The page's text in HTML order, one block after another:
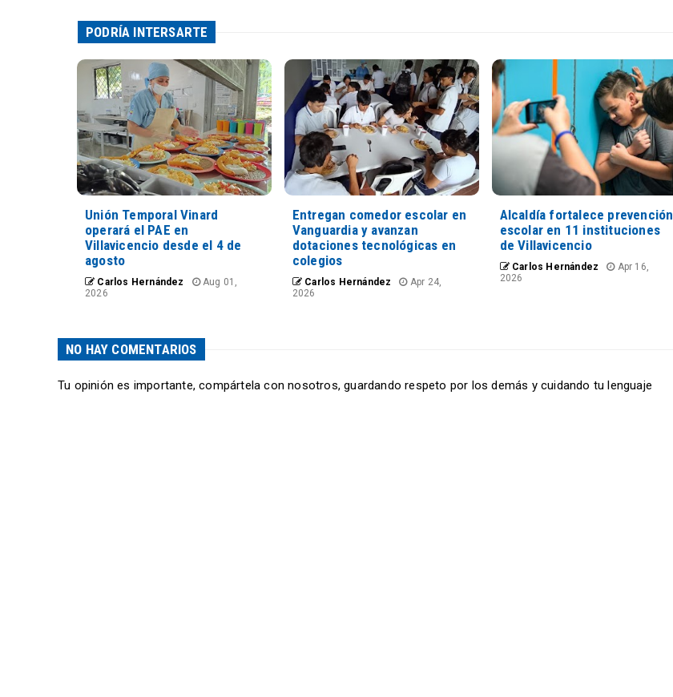
PODRÍA INTERSARTE
Unión Temporal Vinard
operará el PAE en
Villavicencio desde el 4 de
agosto
Carlos Hernández
Aug 01,
2026
Entregan comedor escolar en
Vanguardia y avanzan
dotaciones tecnológicas en
colegios
Carlos Hernández
Apr 24,
2026
Alcaldía fortalece prevención
escolar en 11 instituciones
de Villavicencio
Carlos Hernández
Apr 16,
2026
NO HAY COMENTARIOS
Tu opinión es importante, compártela con nosotros, guardando respeto por los demás y cuidando tu lenguaje